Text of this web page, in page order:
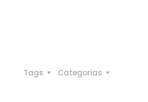
Categorias
Tags